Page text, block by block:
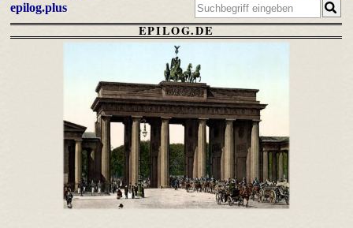
epilog.plus
EPILOG.DE